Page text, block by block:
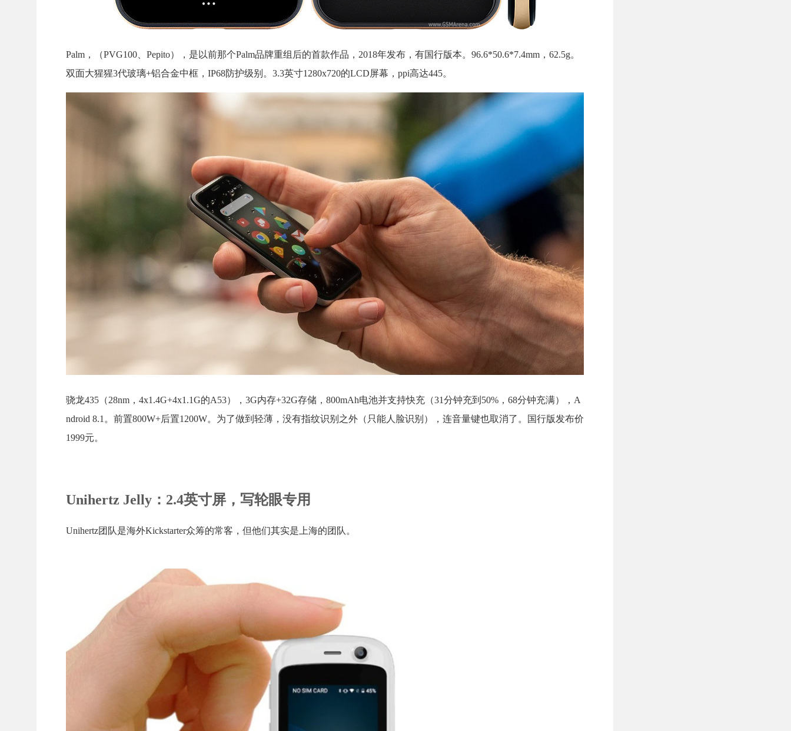
Palm，（PVG100、Pepito），是以前那个Palm品牌重组后的首款作品，2018年发布，有国行版本。96.6*50.6*7.4mm，62.5g。
双面大猩猩3代玻璃+铝合金中框，IP68防护级别。3.3英寸1280x720的LCD屏幕，ppi高达445。
骁龙435（28nm，4x1.4G+4x1.1G的A53），3G内存+32G存储，800mAh电池并支持快充（31分钟充到50%，68分钟充满），A
ndroid 8.1。前置800W+后置1200W。为了做到轻薄，没有指纹识别之外（只能人脸识别），连音量键也取消了。国行版发布价
1999元。
Unihertz Jelly：2.4英寸屏，写轮眼专用
Unihertz团队是海外Kickstarter众筹的常客，但他们其实是上海的团队。